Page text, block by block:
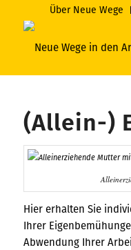
Über Neue Wege
(Allein-)
Hier erhalten Sie
Ihrer
Abwendung Ihrer